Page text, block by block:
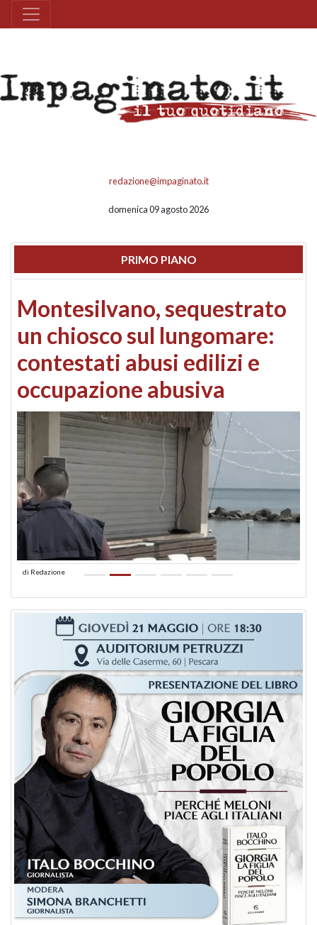
redazione@impaginato.it
domenica 09 agosto 2026
PRIMO PIANO
Montesilvano, sequestrato
un chiosco sul lungomare:
contestati abusi edilizi e
occupazione abusiva
di Redazione